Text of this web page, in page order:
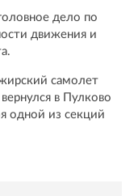
дело по
движения и
самолет
в Пулково
одной из секций